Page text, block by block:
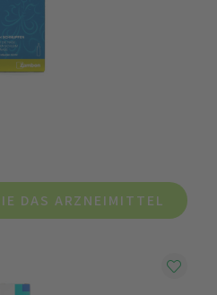
DAS ARZNEIMITTEL